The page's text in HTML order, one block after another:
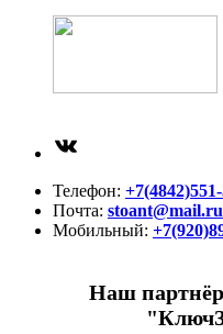
Телефон:
Почта: stoant@mail.ru
Мобильный:
Наш